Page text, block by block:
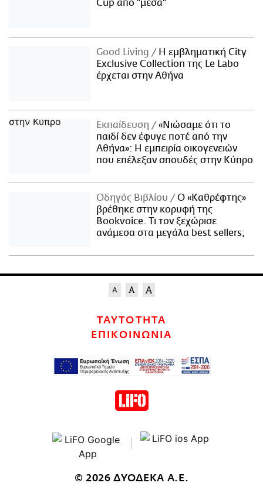
Cup από "μέσα"
Good Living
Η εμβληματική City
Exclusive Collection της Le Labo
έρχεται στην Αθήνα
Εκπαίδευση
«Νιώσαμε ότι το
παιδί δεν έφυγε ποτέ από την
Αθήνα»: Η εμπειρία οικογενειών
που επέλεξαν σπουδές στην Κύπρο
Οδηγός Βιβλίου
Ο «Καθρέφτης»
βρέθηκε στην κορυφή της
Bookvoice. Τι τον ξεχώρισε
ανάμεσα στα μεγάλα best sellers;
ΤΑΥΤΟΤΗΤΑ
ΕΠΙΚΟΙΝΩΝΙΑ
© 2026 ΔΥΟΔΕΚΑ Α.Ε.